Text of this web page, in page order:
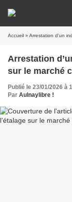
Accueil » Arrestation d’un
Arrestation
sur le marché
Publié le 23/01/2026 à
Par Aulnaylibre !